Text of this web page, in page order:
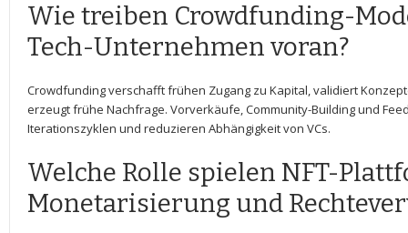
Wie treiben Crowdfunding-
Tech-Unternehmen‌ voran?
Crowdfunding verschafft frühen Zugang⁤ zu Kapital, validiert
erzeugt frühe Nachfrage. Vorverkäufe, Community-Building und
⁢Iterationszyklen​ und reduzieren Abhängigkeit von VCs.
Welche Rolle spielen NFT-
Monetarisierung und